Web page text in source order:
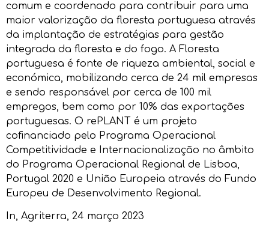
comum e coordenado para contribuir para uma
maior valorização da floresta portuguesa através
da implantação de estratégias para gestão
integrada da floresta e do fogo. A Floresta
portuguesa é fonte de riqueza ambiental, social e
económica, mobilizando cerca de 24 mil empresas
e sendo responsável por cerca de 100 mil
empregos, bem como por 10% das exportações
portuguesas. O rePLANT é um projeto
cofinanciado pelo Programa Operacional
Competitividade e Internacionalização no âmbito
do Programa Operacional Regional de Lisboa,
Portugal 2020 e União Europeia através do Fundo
Europeu de Desenvolvimento Regional.
In, Agriterra, 24 março 2023